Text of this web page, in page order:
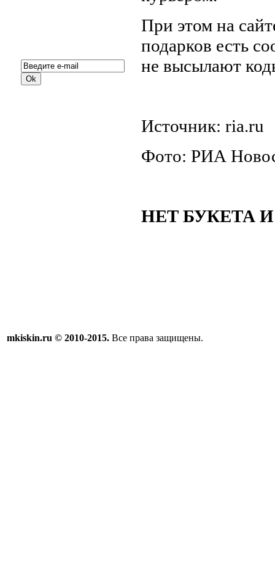
При этом на
подарков есть
не высылают
Источник: ria.ru
Фото: РИА
НЕТ БУКЕТА
mkiskin.ru © 2010-2015. Все права защищены.